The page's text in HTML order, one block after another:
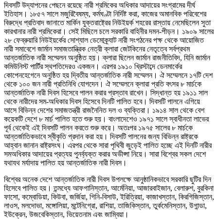
দিবসটি উদ্‌যাপনের পেছনে রয়েছে নারী শ্রমিকের অধিকার আদায়ের সংগ্রামের দীর্ঘ
ইতিহাস। ১৮৫৭ সালে মজুরিবৈষম্য, কর্মঘণ্টা নির্দিষ্ট করা, কাজের অমানবিক পরিবেশের
বিরুদ্ধে প্রতিবাদ জানাতে মার্কিন যুক্তরাষ্ট্রের নিউইয়র্ক শহরের রাস্তায় নেমেছিলেন সুতা
কারখানার নারী শ্রমিকেরা। সেই মিছিলে চলে সরকারি বাহিনীর দমন-পীড়ন। ১৯০৯ সালের
২৮ ফেব্রুয়ারি নিউইয়র্কের সোশ্যাল ডেমোক্র্যাট নারী সংগঠনের পক্ষ থেকে আয়োজিত
নারী সমাবেশে জার্মান সমাজতান্ত্রিক নেত্রী ক্লারা জেটকিনের নেতৃত্বে সর্বপ্রথম
আন্তর্জাতিক নারী সম্মেলন অনুষ্ঠিত হয়। ক্লারা ছিলেন জার্মান রাজনীতিবিদ, যিনি জার্মান
কমিউনিস্ট পার্টির স্থপতিদেরও একজন। এরপর ১৯১০ খ্রিস্টাব্দে ডেনমার্কের
কোপেনহেগেনে অনুষ্ঠিত হয় দ্বিতীয় আন্তর্জাতিক নারী সম্মেলন। ঐ সম্মেলনে ১৭টি দেশ
থেকে ১০০ জন নারী প্রতিনিধি যোগদেন। ঐ সম্মেলনে ক্লারা প্রতি বৎসর ৮ মার্চকে
আন্তর্জাতিক নারী দিবস হিসেবে পালন করার প্রস্তাব রাখেন। সিদ্ধান্ত হয় ১৯১১ সাল
থেকে নারীদের সম-অধিকার দিবস হিসেবে দিনটি পালিত হবে। দিবসটি পালনে এগিয়ে
আসে বিভিন্ন দেশের সমাজতন্ত্রী রাজনৈনিত দল ও ব্যক্তিরা। ১৯১৪ সাল থেকে বেশ
কয়েকটি দেশে ৮ মার্চ পালিত হতে শুরু হয়। বাংলাদেশেও ১৯৭১ সালে স্বাধীনতা লাভের
পূর্ব থেকেই এই দিবসটি পালন করতে শুরু করে। অতঃপর ১৯৭৫ সালের ৮ মার্চকে
আন্তর্জাতিকভাবে স্বীকৃতি প্রদান করা হয়। দিবসটি পালনের জন্য বিভিন্ন রাষ্ট্রকে
আহ্বান জানান রাষ্ট্রসংঘ। এরপর থেকে সারা পৃথিবী জুড়েই পালিত হচ্ছে এই দিনটি নারীর
সমঅধিকার আদায়ের প্রত্যয় পুনর্ব্যক্ত করার অভীপ্সা নিয়ে। সারা বিশ্বের সকল দেশে
যথাযথ মর্যাদায় পালিত হয় আন্তর্জাতিক নারী দিবস।
বিশ্বের অনেক দেশে আন্তর্জাতিক নারী দিবস উপলক্ষে আনুষ্ঠানিকভাবে সরকারি ছুটির দিন
হিসেবে পালিত হয়। তন্মধ্যে আফগানিস্তান, আর্মেনিয়া, আজারবাইজান, বেলারুশ, বুরকিনা
ফাসো, কম্বোডিয়া, কিউবা, জর্জিয়া, গিনি-বিসাউ, ইরিত্রিয়া, কাজাখস্তান, কিরগিজিস্তান,
লাওস, মলদোভা, মঙ্গোলিয়া, মন্টেনিগ্রো, রাশিয়া, তাজিকিস্তান, তুর্কমেনিস্তান, উগান্ডা,
ইউক্রেন, উজবেকিস্তান, ভিয়েতনাম এবং জাম্বিয়া।